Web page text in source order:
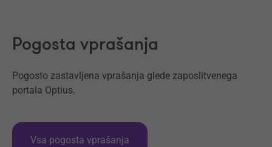
Pogosta vprašanja
Pogosto zastavljena vprašanja glede zaposlitvenega
portala Optius.
Vsa pogosta vprašanja